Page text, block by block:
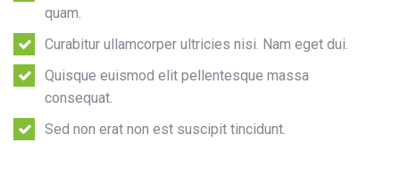
quam.
Curabitur ullamcorper ultricies nisi. Nam eget dui.
Quisque euismod elit pellentesque massa
consequat.
Sed non erat non est suscipit tincidunt.